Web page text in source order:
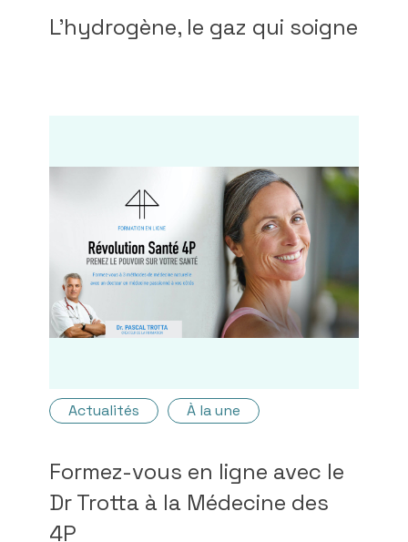
L'hydrogène, le gaz qui soigne
Actualités À la une
Formez-vous en ligne avec le
Dr Trotta à la Médecine des
4P